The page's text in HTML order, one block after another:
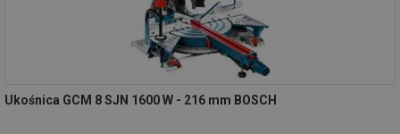
Ukośnica GCM 8 SJN 1600 W - 216 mm BOSCH